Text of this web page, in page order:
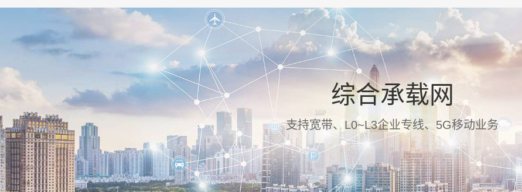
综合承载网
支持宽带、L0~L3企业专线、5G移动业务